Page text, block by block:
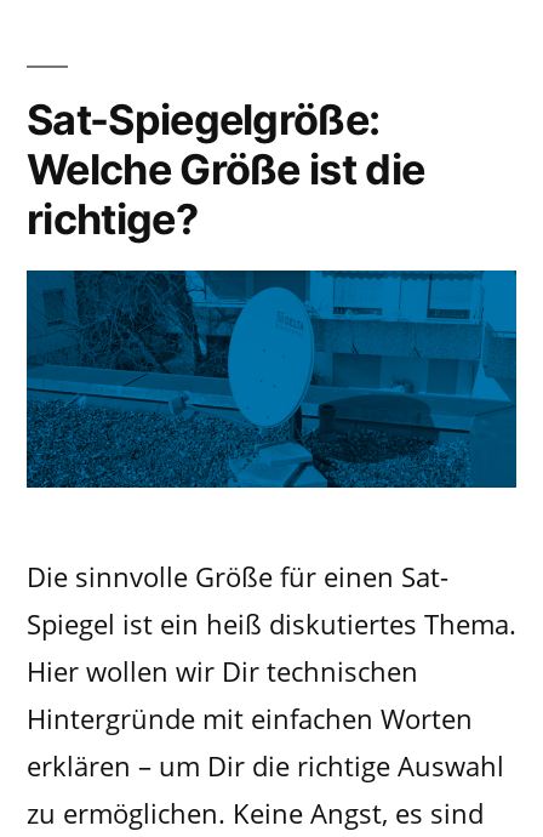
Sat-Spiegelgröße:
Welche Größe ist die
richtige?
Die sinnvolle Größe für einen Sat-
Spiegel ist ein heiß diskutiertes Thema.
Hier wollen wir Dir technischen
Hintergründe mit einfachen Worten
erklären – um Dir die richtige Auswahl
zu ermöglichen. Keine Angst, es sind